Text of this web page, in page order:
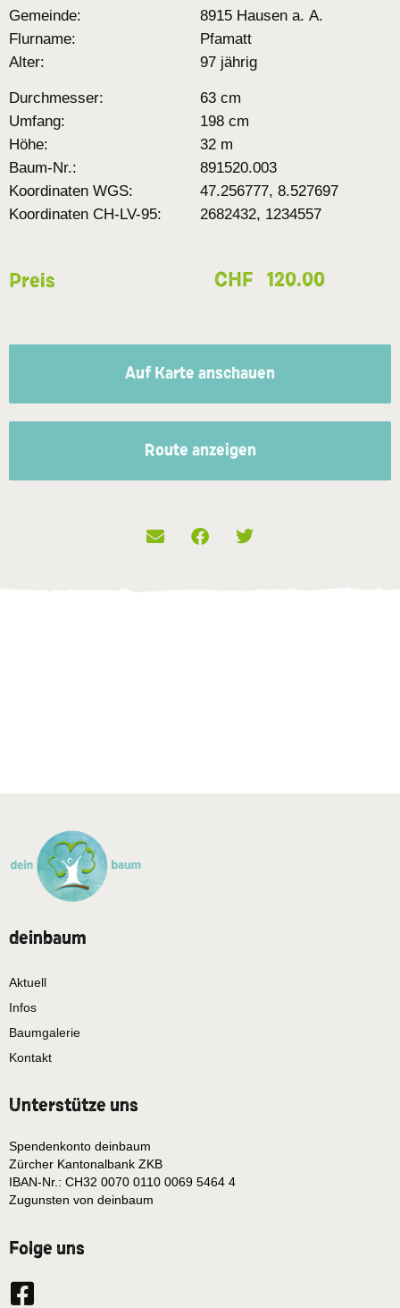
Gemeinde:
8915 Hausen a. A.
Flurname:
Pfamatt
Alter:
97 jährig
Durchmesser:
63 cm
Umfang:
198 cm
Höhe:
32 m
Baum-Nr.:
891520.003
Koordinaten WGS:
47.256777, 8.527697
Koordinaten CH-LV-95:
2682432, 1234557
Preis CHF 120.00
Auf Karte anschauen
Route anzeigen
deinbaum
Aktuell
Infos
Baumgalerie
Kontakt
Unterstütze uns
Spendenkonto deinbaum
Zürcher Kantonalbank ZKB
IBAN-Nr.: CH32 0070 0110 0069 5464 4
Zugunsten von deinbaum
Folge uns